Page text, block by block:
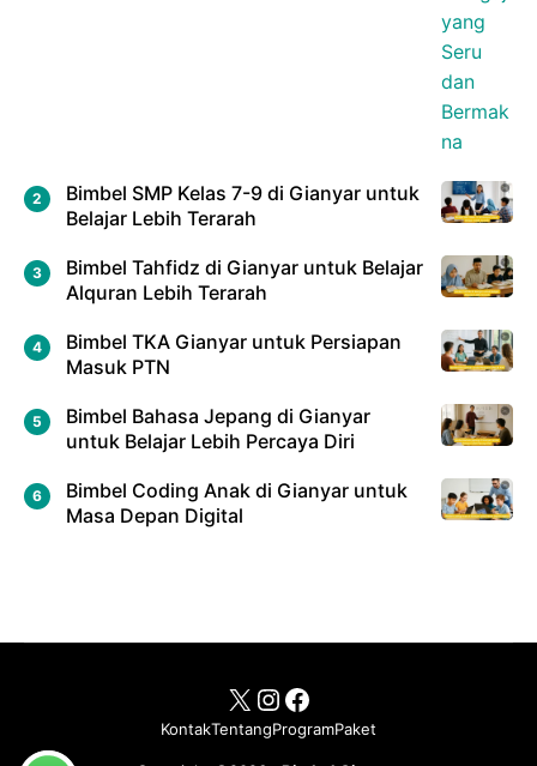
Bimbel SMP Kelas 7-9 di Gianyar untuk
Belajar Lebih Terarah
Bimbel Tahfidz di Gianyar untuk Belajar
Alquran Lebih Terarah
Bimbel TKA Gianyar untuk Persiapan
Masuk PTN
Bimbel Bahasa Jepang di Gianyar
untuk Belajar Lebih Percaya Diri
Bimbel Coding Anak di Gianyar untuk
Masa Depan Digital
KontakTentangProgramPaket
X Instagram
Facebook